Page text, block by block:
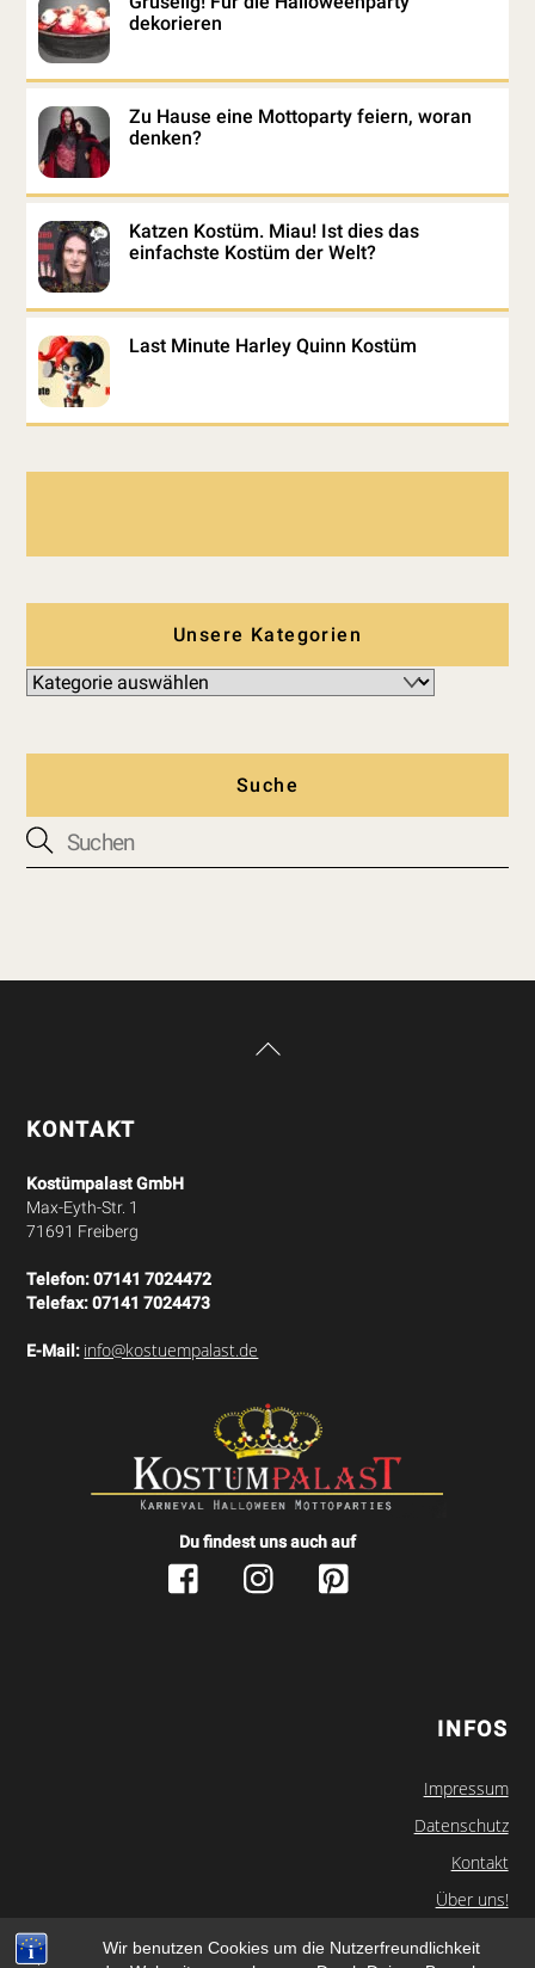
Wir benutzen Cookies um die Nutzerfreundlichkeit
dekorieren
Zu Hause eine Mottoparty feiern, woran
denken?
Katzen Kostüm. Miau! Ist dies das
einfachste Kostüm der Welt?
Last Minute Harley Quinn Kostüm
Unsere Kategorien
Suche
Back
KONTAKT
Kostümpalast GmbH
Max-Eyth-Str. 1
71691 Freiberg
Telefon:07141 7024472
Telefax:07141 7024473
E-Mail: info@kostuempalast.de
Du findest uns auch auf
INFOS
Impressum
Datenschutz
Kontakt
Über uns!